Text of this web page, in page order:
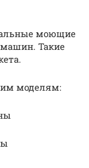
моющие
Такие
моделям: